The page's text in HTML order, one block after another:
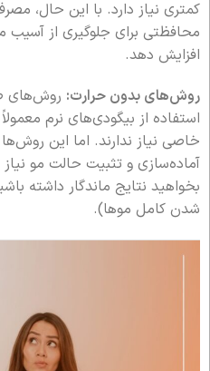
کمتری نیاز دارد. با این حال،
محافظتی برای جلوگیری از آسیب
افزایش دهد.
روش‌های بدون حرارت: روش‌های
استفاده از بیگودی‌های نرم
خاصی نیاز ندارند. اما این
آماده‌سازی و تثبیت حالت مو
بخواهید نتایج ماندگار داشته
شدن کامل موها).